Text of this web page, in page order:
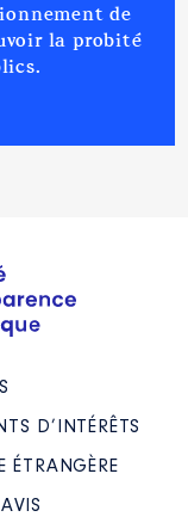
de
la probité
D’INTÉRÊTS
ÉTRANGÈRE